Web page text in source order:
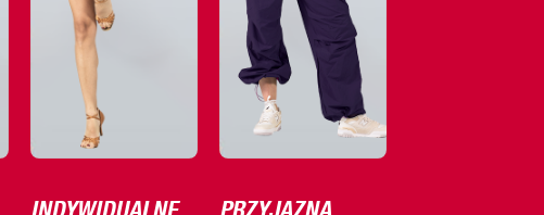
INDYWIDUALNE PRZYJAZNA